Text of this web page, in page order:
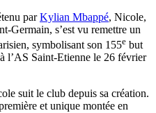
parKylian Mbappé, Nicole,
Germain, s’est vu remettre un
symbolisant son 155e but
l’AS Saint-Etienne le 26 février
suit le club depuis sa création.
et unique montée en